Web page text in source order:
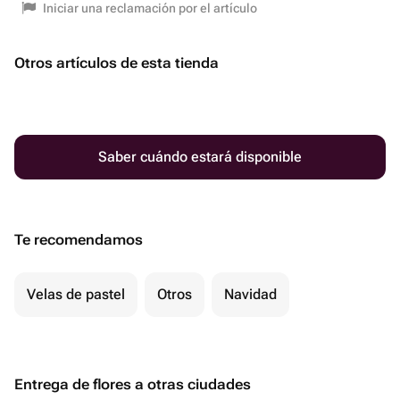
Iniciar una reclamación por el artículo
Otros artículos de esta tienda
Saber cuándo estará disponible
Te recomendamos
Velas de pastel Otros Navidad
Entrega de flores a otras ciudades